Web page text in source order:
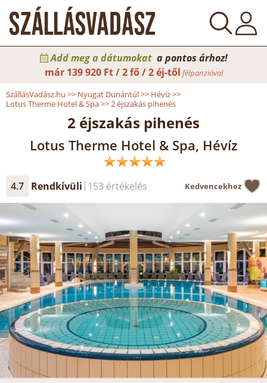
Add meg a dátumokat a pontos árhoz!
már 139 920 Ft / 2 fő / 2 éj-től félpanzióval
SzállásVadász.hu >> Nyugat Dunántúl>> Hévíz>>
Lotus Therme Hotel & Spa>>2 éjszakás pihenés
2 éjszakás pihenés
Lotus Therme Hotel & Spa, Hévíz
4.7 Rendkívüli 153 értékelés Kedvencekhez